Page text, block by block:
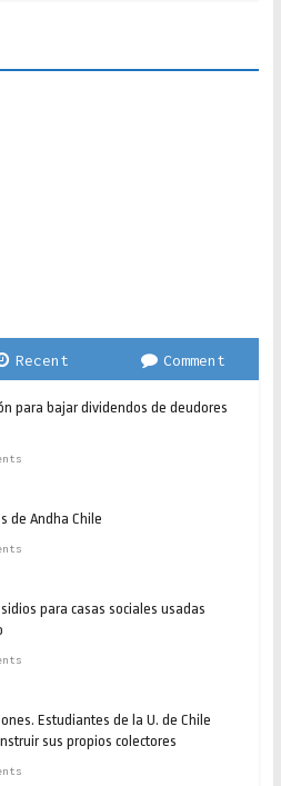
Recent Comment
para bajar dividendos de deudores
de Andha Chile
para casas sociales usadas
Estudiantes de la U. de Chile
sus propios colectores